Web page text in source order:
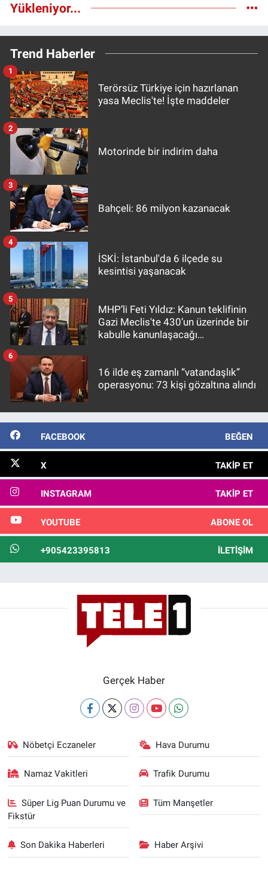
Yükleniyor...
Trend Haberler
Terörsüz Türkiye için hazırlanan
yasa Meclis'te! İşte maddeler
1
Motorinde bir indirim daha
2
Bahçeli: 86 milyon kazanacak
3
İSKİ: İstanbul'da 6 ilçede su
kesintisi yaşanacak
4
MHP’li Feti Yıldız: Kanun teklifinin
Gazi Meclis'te 430’un üzerinde bir
kabulle kanunlaşacağı
5
16 ilde eş zamanlı “vatandaşlık”
operasyonu: 73 kişi gözaltına alındı
6
FACEBOOK BEĞEN
X TAKIP ET
INSTAGRAM TAKIP ET
YOUTUBE ABONE OL
+905423395813 İLETIŞIM
Gerçek Haber
Nöbetçi Eczaneler Hava Durumu
Namaz Vakitleri Trafik Durumu
Süper Lig Puan Durumu ve
Fikstür
Tüm Manşetler
Son Dakika Haberleri Haber Arşivi